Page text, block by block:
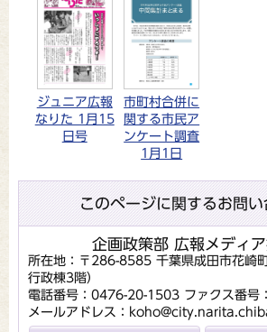
ジュニア広報
なりた 1月15
日号
市町村合併に
関する市民ア
ンケート調査
1月1日
このページに関するお問
企画政策部 広報メディ
所在地：〒286-8585 千葉県成田市花崎
行政棟3階）
電話番号：0476-20-1503 ファクス番
メールアドレス：